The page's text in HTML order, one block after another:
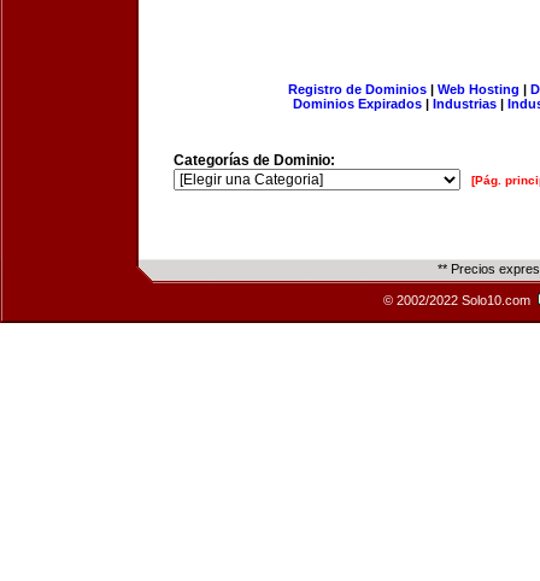
Registro de Dominios| Web Hosting |
Dominios Expirados | Industrias |
Categorías de Dominio:
[Pág.
** Precios
© 2002/2022 Solo10.com